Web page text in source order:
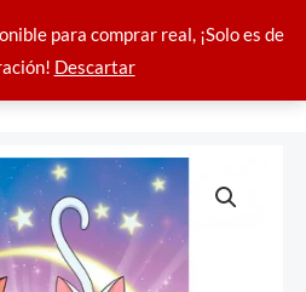
para comprar real, ¡Solo es de
Descartar